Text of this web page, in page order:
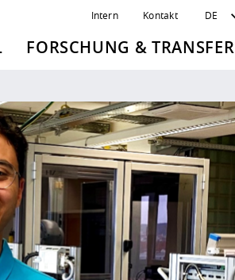
Intern Kontakt DE
FORSCHUNG & TRANSFER